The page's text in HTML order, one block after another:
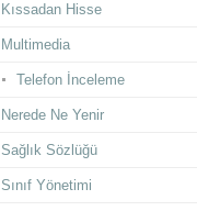
Kıssadan Hisse
Multimedia
Telefon İnceleme
Nerede Ne Yenir
Sağlık Sözlüğü
Sınıf Yönetimi